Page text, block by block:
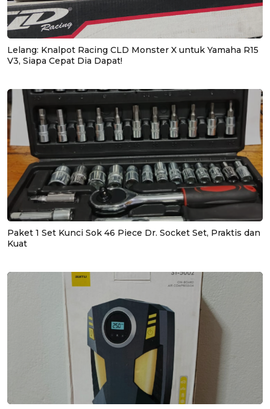
Lelang: Knalpot Racing CLD Monster X untuk Yamaha R15
V3, Siapa Cepat Dia Dapat!
Paket 1 Set Kunci Sok 46 Piece Dr. Socket Set, Praktis dan
Kuat